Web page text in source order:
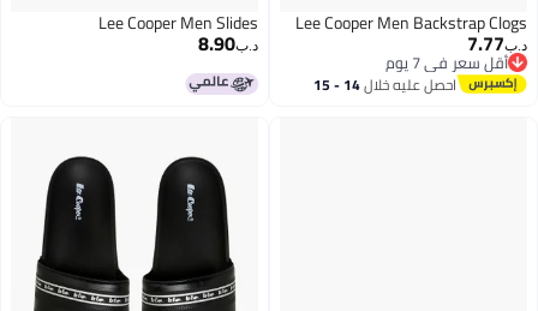
2
Lee Cooper Men Backstrap Clogs
د.ب‏7.77
أقل سعر في 7 يوم
أقل سعر في 7 يوماحصل عليه خلال 14 - 15
2
Lee Cooper Men Slides
د.ب‏8.90